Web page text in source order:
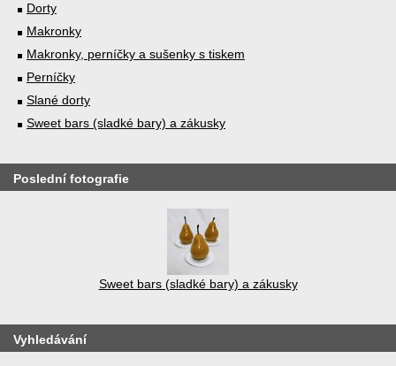
Dorty
Makronky
Makronky, perníčky a sušenky s tiskem
Perníčky
Slané dorty
Sweet bars (sladké bary) a zákusky
Poslední fotografie
Sweet bars (sladké bary) a zákusky
Vyhledávání